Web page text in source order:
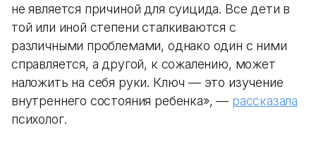
не является причиной для суицида. Все дети в
той или иной степени сталкиваются с
различными проблемами, однако один с ними
справляется, а другой, к сожалению, может
наложить на себя руки. Ключ — это изучение
внутреннего состояния ребенка», — рассказала
психолог.